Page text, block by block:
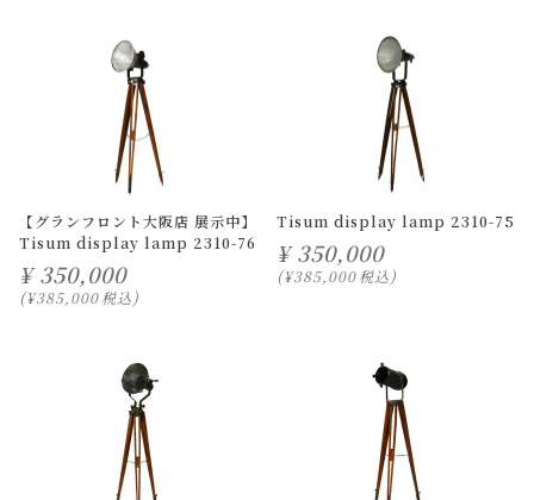
【グランフロント大阪店 展示中】
Tisum display lamp 2310-76
¥ 350,000
¥385,000税込
Tisum display lamp 2310-75
¥ 350,000
¥385,000税込